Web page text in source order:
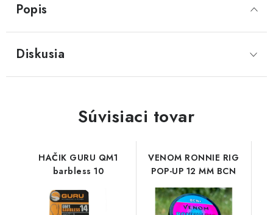
Popis
Diskusia
Súvisiaci tovar
HAČIK GURU QM1
barbless 10
VENOM RONNIE RIG
POP-UP 12 MM BCN